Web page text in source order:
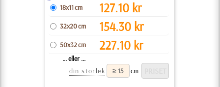
18x11 cm
127.10 kr
32x20 cm 154.30 kr
50x32 cm 227.10 kr
... eller ...
din storlek
cm